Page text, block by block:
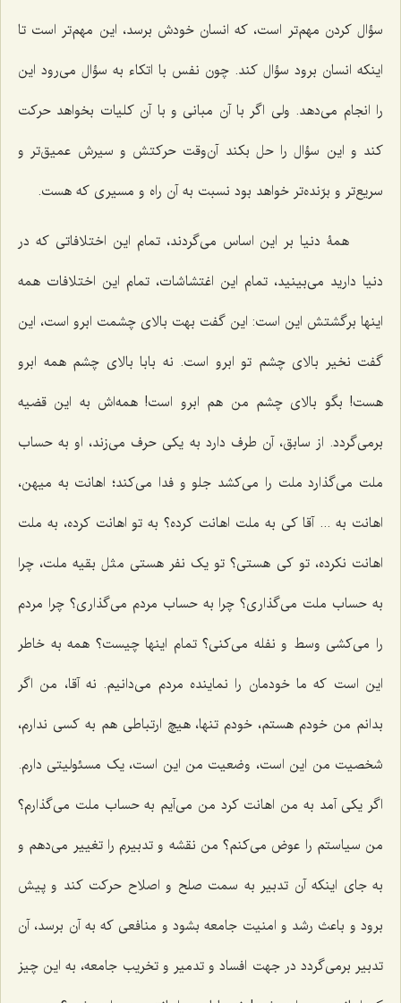
سؤال کردن مهم‌تر است، که انسان خودش برسد، این مهم‌تر است تا
اینکه انسان برود سؤال کند. چون نفس با اتکاء به سؤال می‌رود این
را انجام می‌دهد. ولی اگر با آن مبانی و با آن کلیات بخواهد حرکت
کند و این سؤال را حل بکند آن‌وقت حرکتش و سیرش عمیق‌تر و
سریع‌تر و برّنده‌تر خواهد بود نسبت به آن راه و مسیری که هست.
همۀ دنیا بر این اساس می‌گردند، تمام این اختلافاتی که در
دنیا دارید می‌بینید، تمام این اغتشاشات، تمام این اختلافات همه
اینها برگشتش این است: این گفت بهت بالای چشمت ابرو است، این
گفت نخیر بالای چشم تو ابرو است. نه بابا بالای چشم همه ابرو
هست! بگو بالای چشم من هم ابرو است! همه‌اش به این قضیه
برمی‌گردد. از سابق، آن طرف دارد به یکی حرف می‌زند، او به حساب
ملت می‌گذارد ملت را می‌کشد جلو و فدا می‌کند؛ اهانت به میهن،
اهانت به ... آقا کی به ملت اهانت کرده؟ به تو اهانت کرده، به ملت
اهانت نکرده، تو کی هستی؟ تو یک نفر هستی مثل بقیه ملت، چرا
به حساب ملت می‌گذاری؟ چرا به حساب مردم می‌گذاری؟ چرا مردم
را می‌کشی وسط و نفله می‌کنی؟ تمام اینها چیست؟ همه به خاطر
این است که ما خودمان را نماینده مردم می‌دانیم. نه آقا، من اگر
بدانم من خودم هستم، خودم تنها، هیچ ارتباطی هم به کسی ندارم،
شخصیت من این است، وضعیت من این است، یک مسئولیتی دارم.
اگر یکی آمد به من اهانت کرد من می‌آیم به حساب ملت می‌گذارم؟
من سیاستم را عوض می‌کنم؟ من نقشه و تدبیرم را تغییر می‌دهم و
به جای اینکه آن تدبیر به سمت صلح و اصلاح حرکت کند و پیش
برود و باعث رشد و امنیت جامعه بشود و منافعی که به آن برسد، آن
تدبیر برمی‌گردد در جهت افساد و تدمیر و تخریب جامعه، به این چیز